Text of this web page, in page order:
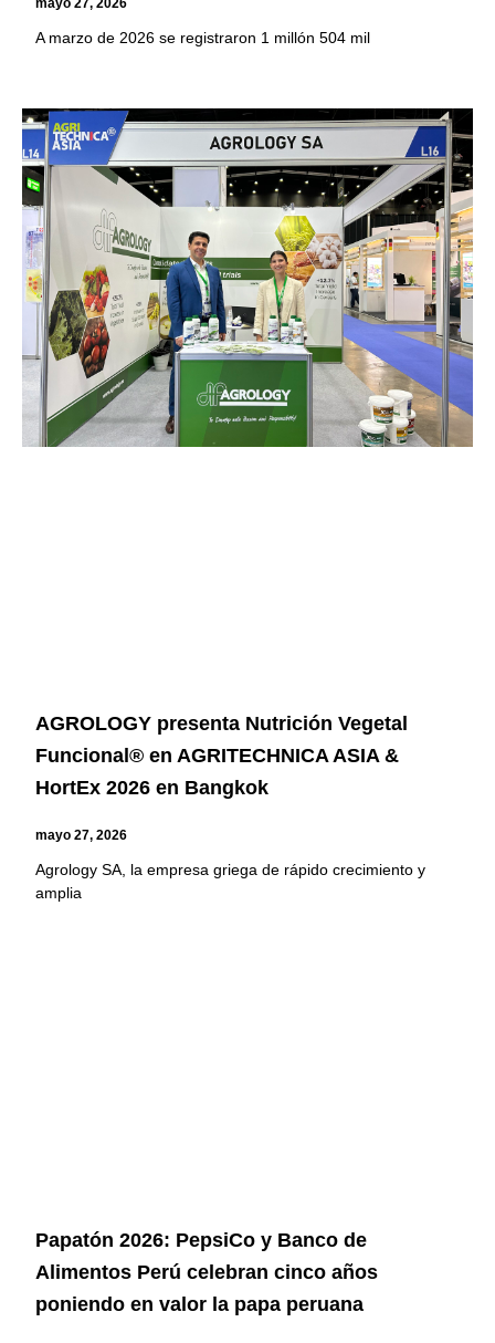
mayo 27, 2026
A marzo de 2026 se registraron 1 millón 504 mil
AGROLOGY presenta Nutrición Vegetal
Funcional® en AGRITECHNICA ASIA &
HortEx 2026 en Bangkok
mayo 27, 2026
Agrology SA, la empresa griega de rápido crecimiento y
amplia
Papatón 2026: PepsiCo y Banco de
Alimentos Perú celebran cinco años
poniendo en valor la papa peruana